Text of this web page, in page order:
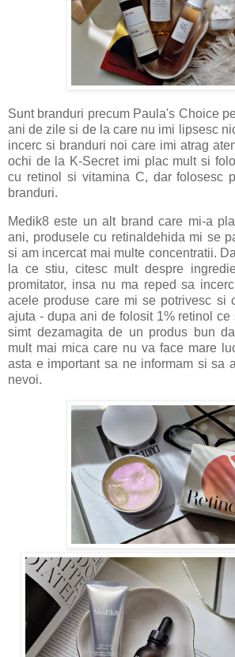
Sunt branduri precum Paula's Choice
ani de zile si de la care nu imi lipsesc
incerc si branduri noi care imi atrag
ochi de la K-Secret imi plac mult si
cu retinol si vitamina C, dar folosesc
branduri.
Medik8 este un alt brand care mi-a
ani, produsele cu retinaldehida mi se
si am incercat mai multe concentratii.
la ce stiu, citesc mult despre
promitator, insa nu ma reped sa
acele produse care mi se potrivesc si
ajuta - dupa ani de folosit 1% retinol ce
simt dezamagita de un produs bun
mult mai mica care nu va face mare
asta e important sa ne informam si sa
nevoi.